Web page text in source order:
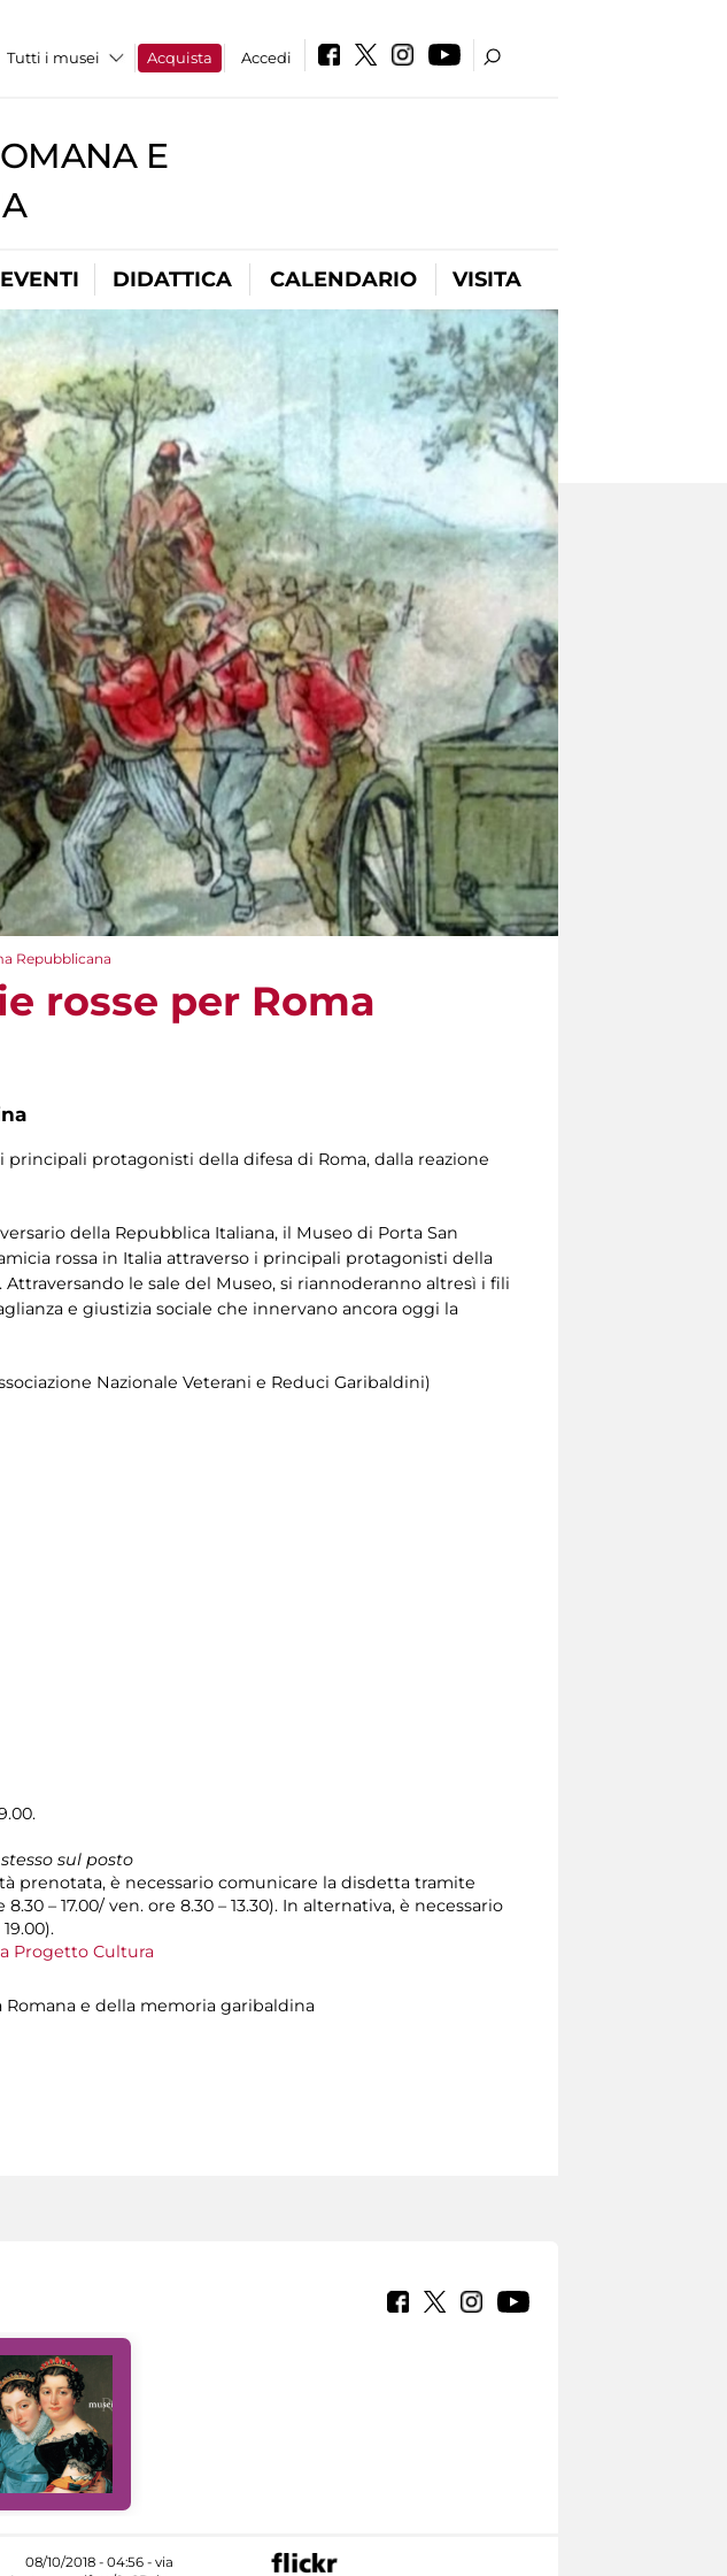
Tutti i musei Acquista Accedi
E
EVENTI DIDATTICA CALENDARIO VISITA
Repubblicana
rosse per Roma
principali protagonisti della difesa di Roma, dalla reazione
della Repubblica Italiana, il Museo di Porta San
rossa in Italia attraverso i principali protagonisti della
le sale del Museo, si riannoderanno altresì i fili
e giustizia sociale che innervano ancora oggi la
Nazionale Veterani e Reduci Garibaldini)
sul posto
prenotata, è necessario comunicare la disdetta tramite
– 17.00/ ven. ore 8.30 – 13.30). In alternativa, è necessario
Progetto Cultura
Romana e della memoria garibaldina